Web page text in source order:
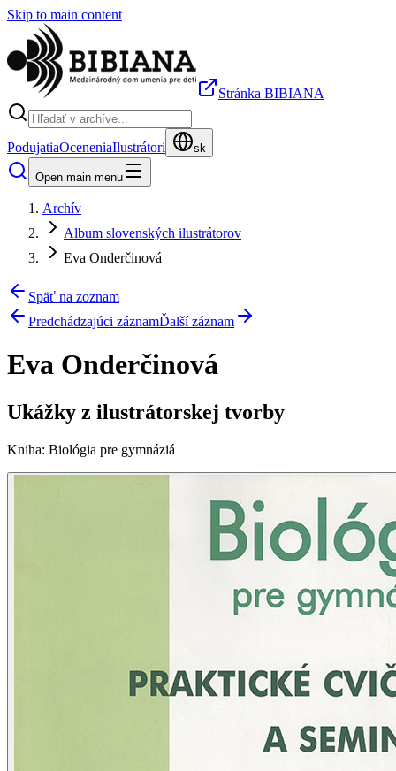
Skip to main content
Stránka BIBIANA
PodujatiaOceneniaIlustrátori sk
Open main menu
Archív
Album slovenských ilustrátorov
Eva Onderčinová
Späť na zoznam
Predchádzajúci záznamĎalší záznam
Eva Onderčinová
Ukážky z ilustrátorskej tvorby
Kniha: Biológia pre gymnáziá